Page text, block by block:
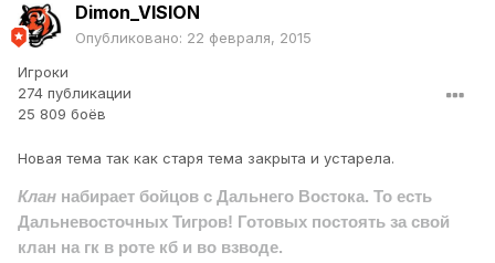
Dimon_VISION
Опубликовано: 22 февраля, 2015
Игроки
274 публикации
25 809 боёв
Новая тема так как старя тема закрыта и устарела.
Клан набирает бойцов с Дальнего Востока. То есть
Дальневосточных Тигров! Готовых постоять за свой
клан на гк в роте кб и во взводе.